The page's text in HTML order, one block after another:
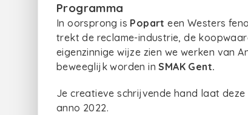
Programma
In oorsprong is Popart een Westers
trekt de reclame-industrie, de
eigenzinnige wijze zien we werken van
beweeglijk worden inSMAK Gent.
Je creatieve schrijvende hand laat
anno 2022.